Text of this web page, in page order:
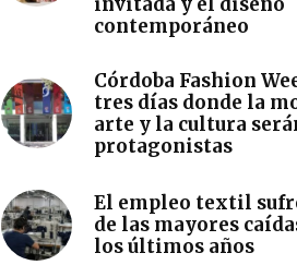
contemporáneo
Córdoba Fashion
tres días donde la
arte y la cultura
protagonistas
El empleo textil
de las mayores
los últimos años